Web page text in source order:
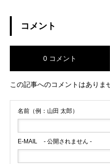
コメント
0 コメント
この記事へのコメントはありま
名前（例：山田 太郎）
E-MAIL - 公開されません -